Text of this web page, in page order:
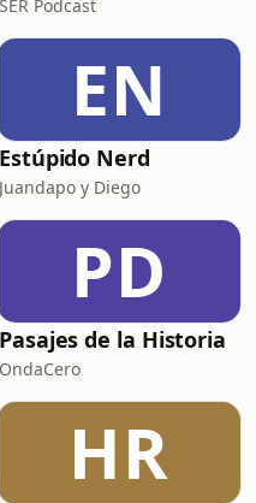
SER Podcast
EN
Estúpido Nerd
Juandapo y Diego
PD
Pasajes de la Historia
OndaCero
HR